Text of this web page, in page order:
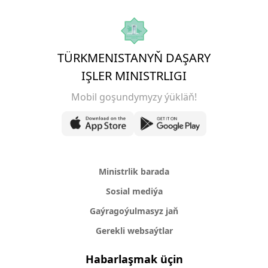
TÜRKMENISTANYŇ DAŞARY
IŞLER MINISTRLIGI
Mobil goşundymyzy ýükläň!
Ministrlik barada
Sosial mediýa
Gaýragoýulmasyz jaň
Gerekli websaýtlar
Habarlaşmak üçin